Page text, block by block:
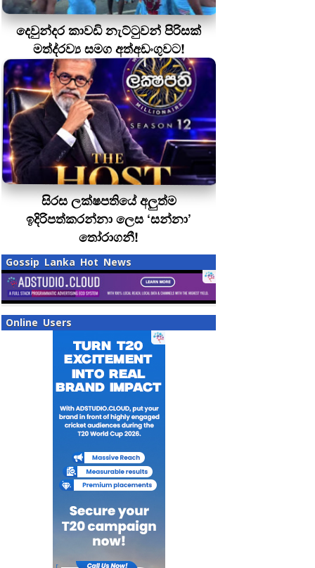
දෙවුන්දර කාවඩි නැට්ටුවන් පිරිසක්
මත්ද‍්‍රව්‍ය සමග අත්අඩංගුවට!
සිරස ලක්ෂපතියේ අලුත්ම
ඉදිරිපත්කරන්නා ලෙස ‘සන්නා’
තෝරාගනී!
Gossip Lanka Hot News
Online Users